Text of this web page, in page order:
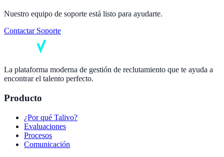
Nuestro equipo de soporte está listo para ayudarte.
Contactar Soporte
La plataforma moderna de gestión de reclutamiento que te ayuda a
encontrar el talento perfecto.
Producto
¿Por qué Talivo?
Evaluaciones
Procesos
Comunicación